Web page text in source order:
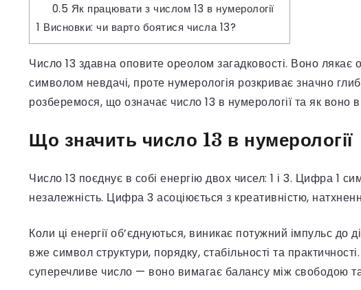
0.5 Як працювати з числом 13 в нумерології
1 Висновки: чи варто боятися числа 13?
Число 13 здавна оповите ореолом загадковості. Воно
символом невдачі, проте нумерологія розкриває значно
розберемося, що означає число 13 в нумерології та як воно
Що значить число 13 в нумерології
Число 13 поєднує в собі енергію двох чисел: 1 і 3. Цифра 1
незалежність. Цифра 3 асоціюється з креативністю,
Коли ці енергії об’єднуються, виникає потужний імпульс
вже символ структури, порядку, стабільності та
суперечливе число — воно вимагає балансу між свободою